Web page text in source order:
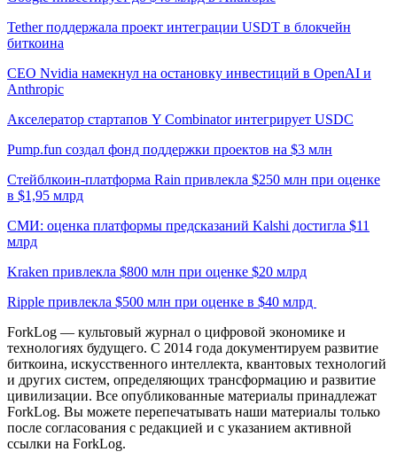
Tether поддержала проект интеграции USDT в блокчейн
биткоина
CEO Nvidia намекнул на остановку инвестиций в OpenAI и
Anthropic
Акселератор стартапов Y Combinator интегрирует USDC
Pump.fun создал фонд поддержки проектов на $3 млн
Стейблкоин-платформа Rain привлекла $250 млн при оценке
в $1,95 млрд
СМИ: оценка платформы предсказаний Kalshi достигла $11
млрд
Kraken привлекла $800 млн при оценке $20 млрд
Ripple привлекла $500 млн при оценке в $40 млрд
ForkLog — культовый журнал о цифровой экономике и
технологиях будущего. С 2014 года документируем развитие
биткоина, искусственного интеллекта, квантовых технологий
и других систем, определяющих трансформацию и развитие
цивилизации. Все опубликованные материалы принадлежат
ForkLog. Вы можете перепечатывать наши материалы только
после согласования с редакцией и с указанием активной
ссылки на ForkLog.